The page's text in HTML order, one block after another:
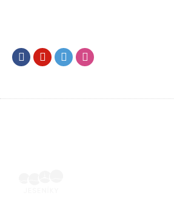
FacebookYoutubeTwitter